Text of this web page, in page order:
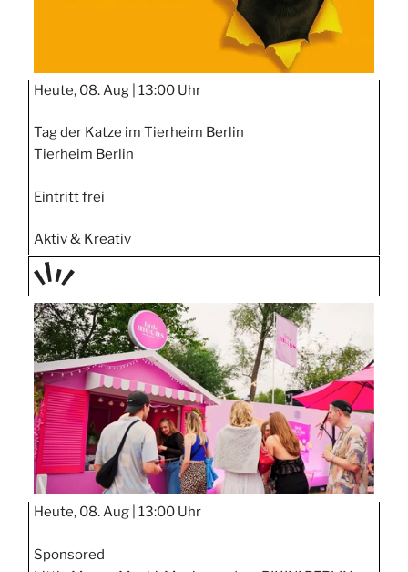
Heute, 08. Aug | 13:00 Uhr
Tag der Katze im Tierheim Berlin
Tierheim Berlin
Eintritt frei
Aktiv & Kreativ
TAGE
STIPP
Heute, 08. Aug | 13:00 Uhr
Sponsored